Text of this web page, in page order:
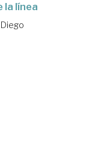
la línea